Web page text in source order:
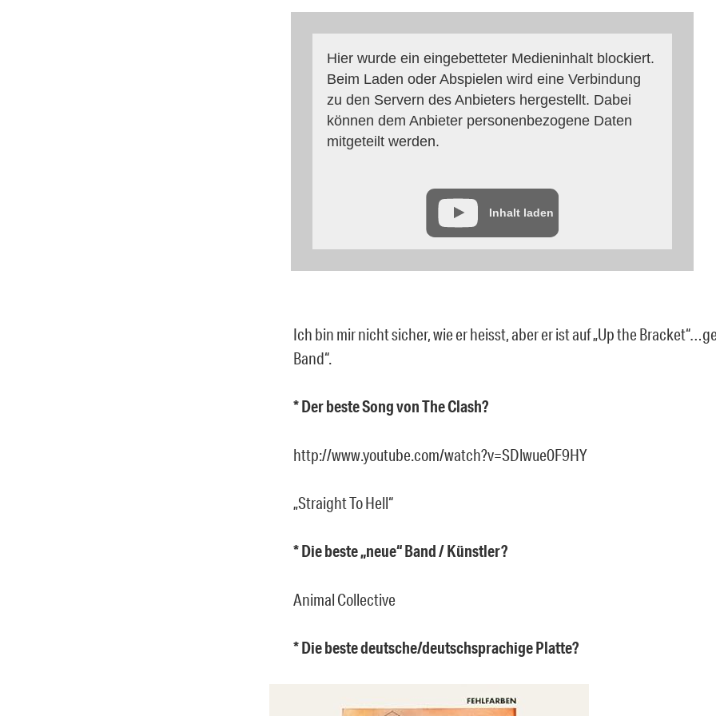
Hier wurde ein eingebetteter Medieninhalt blockiert.
Beim Laden oder Abspielen wird eine Verbindung
zu den Servern des Anbieters hergestellt. Dabei
können dem Anbieter personenbezogene Daten
mitgeteilt werden.
Inhalt laden
Ich bin mir nicht sicher, wie er heisst, aber er ist auf „Up the
Band“.
* Der beste Song von The Clash?
http://www.youtube.com/watch?v=SDlwue0F9HY
„Straight To Hell“
* Die beste „neue“ Band / Künstler?
Animal Collective
* Die beste deutsche/deutschsprachige Platte?